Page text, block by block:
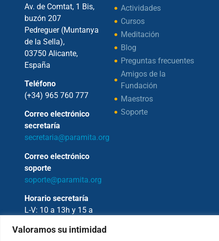
Valoramos su intimidad
Av. de Comtat, 1 Bis,
buzón 207
Pedreguer (Muntanya
de la Sella),
03750 Alicante,
España
Teléfono
(+34) 965 760 777
Correo electrónico
secretaría
secretaria@paramita.org
Correo electrónico
soporte
soporte@paramita.org
Horario secretaría
L-V: 10 a 13h y 15 a
Actividades
Cursos
Meditación
Blog
Preguntas frecuentes
Amigos de la
Fundación
Maestros
Soporte